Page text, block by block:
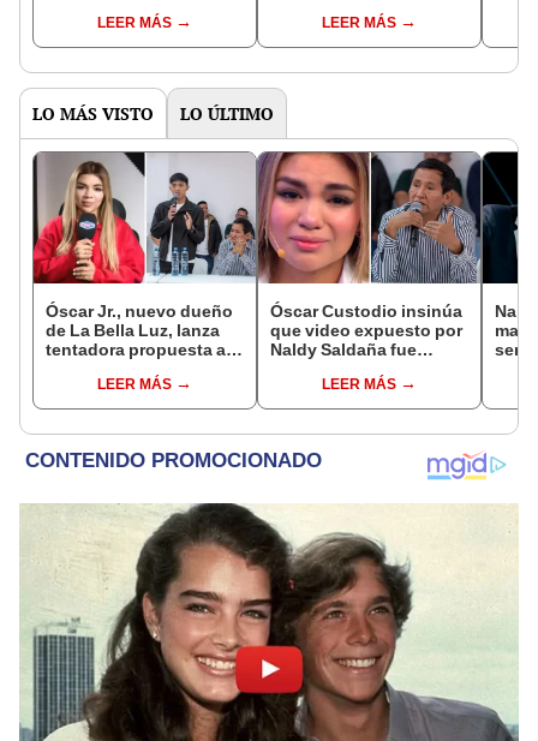
LEER MÁS LEER MÁS
LO MÁS VISTO LO ÚLTIMO
Óscar Jr., nuevo dueño
de La Bella Luz, lanza
tentadora propuesta a
denuncia por
tocamientos: “Va a
LEER MÁS
Óscar Custodio insinúa
que video expuesto por
Naldy Saldaña fue
advertencia: “Lo
determinara la justicia”
LEER MÁS